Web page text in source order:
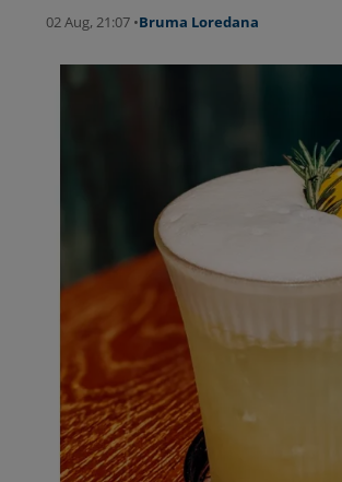
02 Aug, 21:07 •Bruma Loredana